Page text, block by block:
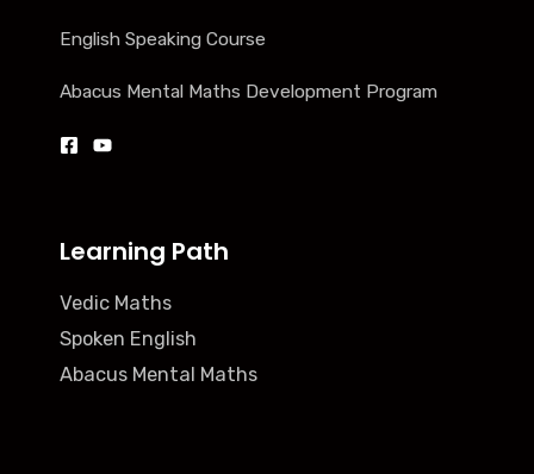
English Speaking Course
Abacus Mental Maths Development Program
Learning Path
Vedic Maths
Spoken English
Abacus Mental Maths